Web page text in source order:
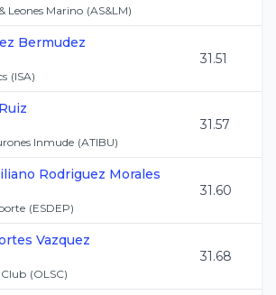
Leones Marino (AS&LM)
Bermudez
(ISA)
31.51
Inmude (ATIBU)
31.57
Rodriguez Morales
(ESDEP)
31.60
Vazquez
(OLSC)
31.68